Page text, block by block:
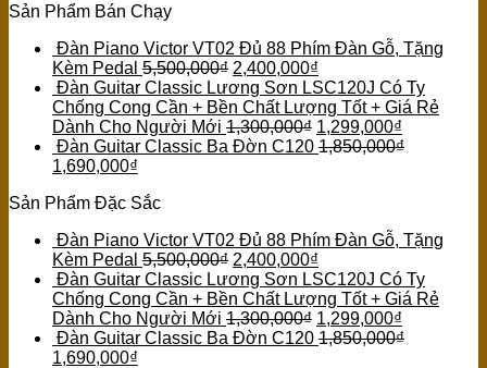
Sản Phẩm Bán Chạy
Đàn Piano Victor VT02 Đủ 88 Phím Đàn Gỗ, Tặng
Kèm Pedal 5,500,000₫ 2,400,000₫
Đàn Guitar Classic Lương Sơn LSC120J Có Ty
Chống Cong Cần + Bền Chất Lượng Tốt + Giá Rẻ
Dành Cho Người Mới 1,300,000₫ 1,299,000₫
Đàn Guitar Classic Ba Đờn C120 1,850,000₫
1,690,000₫
Sản Phẩm Đặc Sắc
Đàn Piano Victor VT02 Đủ 88 Phím Đàn Gỗ, Tặng
Kèm Pedal 5,500,000₫ 2,400,000₫
Đàn Guitar Classic Lương Sơn LSC120J Có Ty
Chống Cong Cần + Bền Chất Lượng Tốt + Giá Rẻ
Dành Cho Người Mới 1,300,000₫ 1,299,000₫
Đàn Guitar Classic Ba Đờn C120 1,850,000₫
1,690,000₫